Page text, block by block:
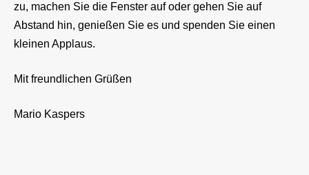
zu, machen Sie die Fenster auf oder gehen Sie auf
Abstand hin, genießen Sie es und spenden Sie einen
kleinen Applaus.
Mit freundlichen Grüßen
Mario Kaspers